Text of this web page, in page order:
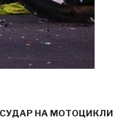
НА МОТОЦИКЛИ